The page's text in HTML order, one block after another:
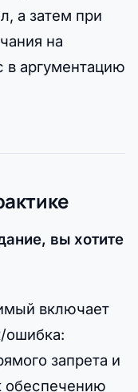
а затем при
на
в аргументацию
вы хотите
включает
ошибка:
запрета и
обеспечению